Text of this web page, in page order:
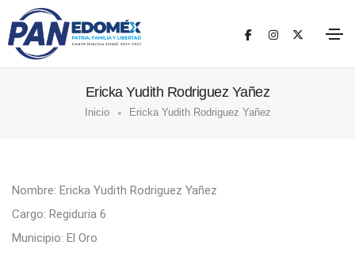
Ericka Yudith Rodriguez Yañez
Inicio Ericka Yudith Rodriguez Yañez
Nombre: Ericka Yudith Rodriguez Yañez
Cargo: Regiduria 6
Municipio: El Oro